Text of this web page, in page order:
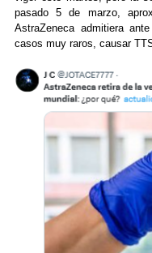
pasado 5 de marzo,
AstraZeneca admitiera
casos muy raros, causar